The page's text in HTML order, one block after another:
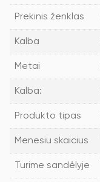
Prekinis ženklas
Kalba
Metai
Kalba:
Produkto tipas
Menesiu skaicius
Turime sandėlyje